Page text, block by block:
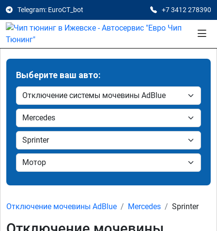
Telegram: EuroCT_bot +7 3412 278390
Выберите ваш авто:
Отключение мочевины AdBlue Mercedes Sprinter